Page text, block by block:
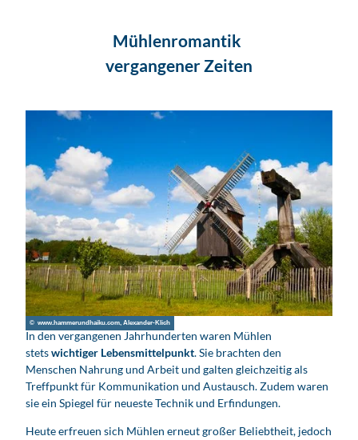
Mühlenromantik
vergangener Zeiten
© www.hammerundhaiku.com, Alexander-Klich
In den vergangenen Jahrhunderten waren Mühlen
stetswichtiger Lebens­mittelpunkt. Sie brachten den
Menschen Nahrung und Arbeit und galten gleichzeitig als
Treffpunkt für Kommunikation und Austausch. Zudem waren
sie ein Spiegel für neueste Technik und Erfindungen.
Heute erfreuen sich Mühlen erneut großer Beliebtheit, jedoch